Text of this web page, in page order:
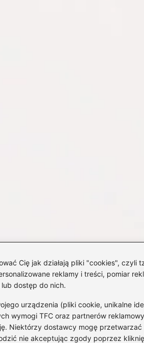
Cię jak działają pliki "cookies", czyli
reklamy i treści, pomiar
lub dostęp do nich.
urządzenia (pliki cookie, unikalne
wymogi TFC oraz partnerów
Niektórzy dostawcy mogę przetwarzać
nie akceptując zgody poprzez